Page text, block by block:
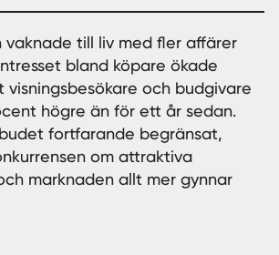
vaknade till liv med fler affärer
bland köpare ökade
och budgivare
högre än för ett år sedan.
fortfarande begränsat,
om attraktiva
marknaden allt mer gynnar